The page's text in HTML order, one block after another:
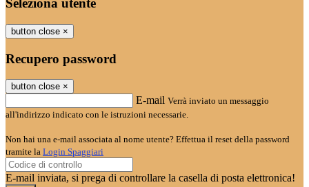
Seleziona utente
button close ×
Recupero password
button close ×
E-mail Verrà inviato un messaggio
all'indirizzo indicato con le istruzioni necessarie.
Non hai una e-mail associata al nome utente? Effettua il reset della password
tramite la Login Spaggiari
E-mail inviata, si prega di controllare la casella di posta elettronica!